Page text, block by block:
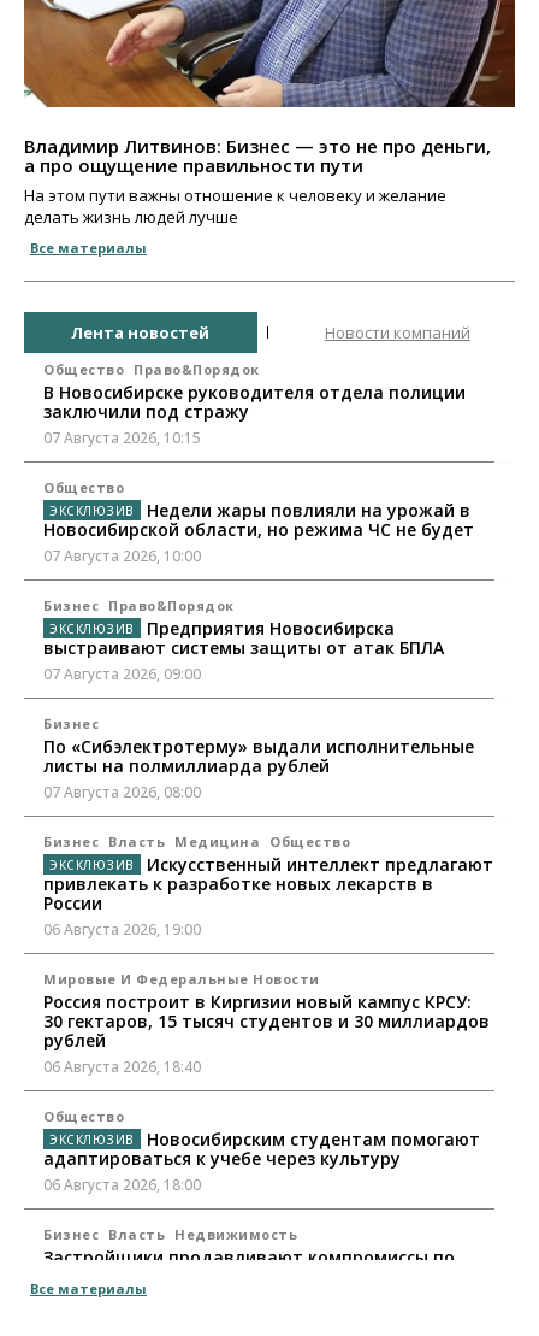
Владимир Литвинов: Бизнес — это не про деньги,
а про ощущение правильности пути
На этом пути важны отношение к человеку и желание
делать жизнь людей лучше
Все материалы
Лента новостей Новости компаний
Общество Право&Порядок
В Новосибирске руководителя отдела полиции
заключили под стражу
07 Августа 2026, 10:15
Общество
Недели жары повлияли на урожай в
Новосибирской области, но режима ЧС не будет
07 Августа 2026, 10:00
Бизнес Право&Порядок
Предприятия Новосибирска
выстраивают системы защиты от атак БПЛА
07 Августа 2026, 09:00
Бизнес
По «Сибэлектротерму» выдали исполнительные
листы на полмиллиарда рублей
07 Августа 2026, 08:00
Бизнес Власть Медицина Общество
Искусственный интеллект предлагают
привлекать к разработке новых лекарств в
России
06 Августа 2026, 19:00
Мировые И Федеральные Новости
Россия построит в Киргизии новый кампус КРСУ:
30 гектаров, 15 тысяч студентов и 30 миллиардов
рублей
06 Августа 2026, 18:40
Общество
Новосибирским студентам помогают
адаптироваться к учебе через культуру
06 Августа 2026, 18:00
Бизнес Власть Недвижимость
Застройщики продавливают компромиссы по
06 Августа 2026, 17:30
Все материалы